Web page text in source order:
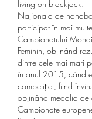
living on blackjack.
Naționala de
participat în mai
Campionatului
Feminin, obținând
dintre cele mai mari
în anul 2015, când
competiției, fiind
obținând medalia de
Campionate